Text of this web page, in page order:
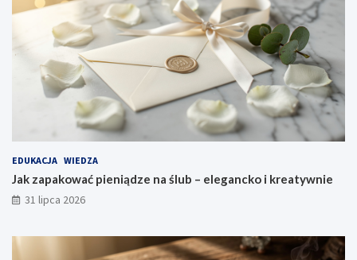
EDUKACJA WIEDZA
Jak zapakować pieniądze na ślub – elegancko i kreatywnie
31 lipca 2026